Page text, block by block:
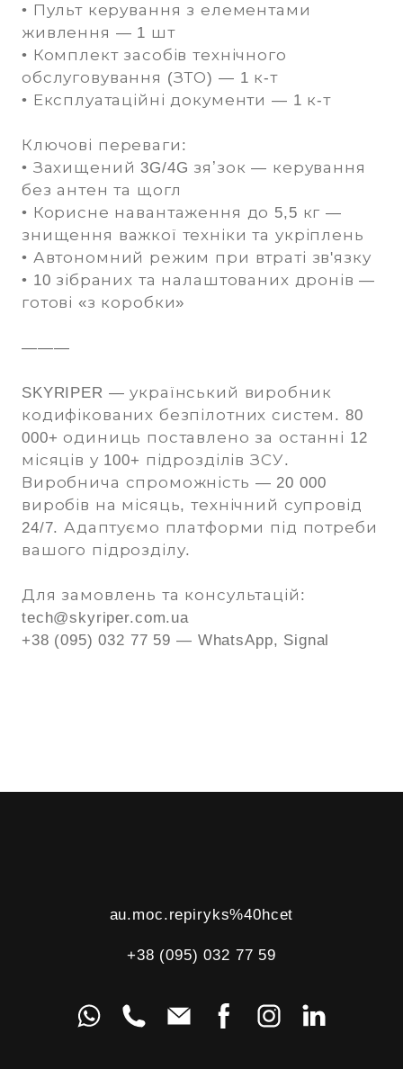
• Пульт керування з елементами
живлення — 1 шт
• Комплект засобів технічного
обслуговування (ЗТО) — 1 к-т
• Експлуатаційні документи — 1 к-т
Ключові переваги:
• Захищений 3G/4G зяʼзок — керування
без антен та щогл
• Корисне навантаження до 5,5 кг —
знищення важкої техніки та укріплень
• Автономний режим при втраті зв'язку
• 10 зібраних та налаштованих дронів —
готові «з коробки»
———
SKYRIPER — український виробник
кодифікованих безпілотних систем. 80
000+ одиниць поставлено за останні 12
місяців у 100+ підрозділів ЗСУ.
Виробнича спроможність — 20 000
виробів на місяць, технічний супровід
24/7. Адаптуємо платформи під потреби
вашого підрозділу.
Для замовлень та консультацій:
tech@skyriper.com.ua
+38 (095) 032 77 59 — WhatsApp, Signal
au.moc.repiryks%40hcet
+38 (095) 032 77 59